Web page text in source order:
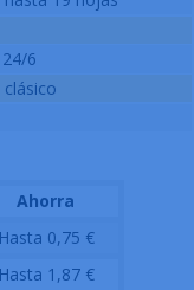
6
Ahorra
Hasta 0,75 €
Hasta 1,87 €